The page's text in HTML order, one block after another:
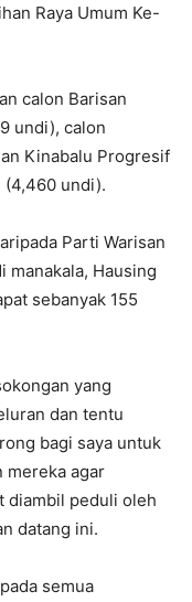
Raya Umum Ke-
calon Barisan
undi), calon
Kinabalu Progresif
(4,460 undi).
Parti Warisan
manakala, Hausing
sebanyak 155
yang
dan tentu
bagi saya untuk
mereka agar
diambil peduli oleh
datang ini.
semua